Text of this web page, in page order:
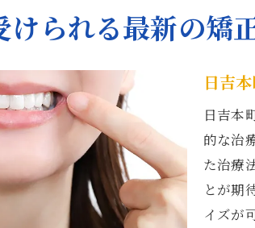
技術革新がもたら
安心の矯正治療が日
専門医による安心
日吉本町駅での
患者とのコミュ
日吉本町駅の矯正
安心感を生む治療
日吉本町駅で長
けられる最新の矯
日吉
日吉本
的な治
た治療
とが期
イズが